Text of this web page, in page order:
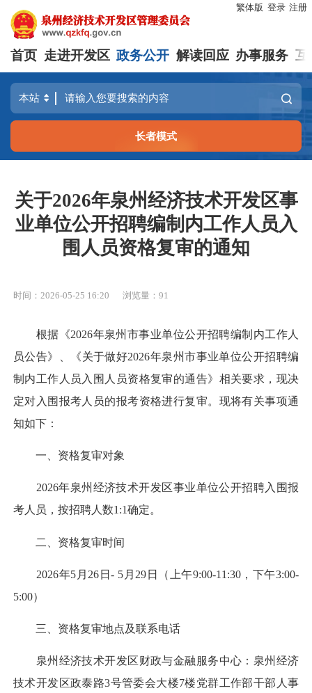
繁体版 登录 注册
首页 走进开发区 政务公开 解读回应 办事服务 互
长者模式
关于2026年泉州经济技术开发区事
业单位公开招聘编制内工作人员入
围人员资格复审的通知
时间：2026-05-25 16:20 浏览量： 91
根据《2026年泉州市事业单位公开招聘编制内工作人
员公告》、《关于做好2026年泉州市事业单位公开招聘编
制内工作人员入围人员资格复审的通告》相关要求，现决
定对入围报考人员的报考资格进行复审。现将有关事项通
知如下：
一、资格复审对象
2026年泉州经济技术开发区事业单位公开招聘入围报
考人员，按招聘人数1:1确定。
二、资格复审时间
2026年5月26日- 5月29日（上午9:00-11:30，下午3:00-
5:00）
三、资格复审地点及联系电话
泉州经济技术开发区财政与金融服务中心：泉州经济
技术开发区政泰路3号管委会大楼7楼党群工作部干部人事